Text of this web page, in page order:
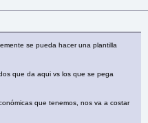
se pueda hacer una plantilla
que da aqui vs los que se pega
que tenemos, nos va a costar